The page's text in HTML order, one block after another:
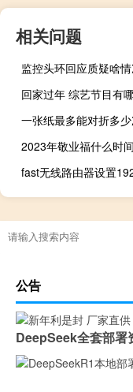
相关问题
回家过年 综艺节目有
一张纸最多能对折多
公告
DeepSeek全套部署